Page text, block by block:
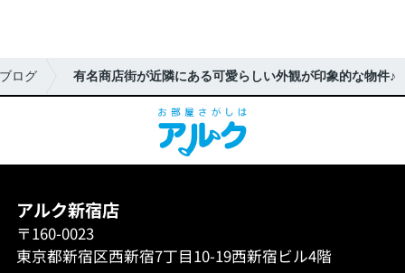
ブログ 有名商店街が近隣にある可愛らしい外観が印象的な物件♪
アルク新宿店
〒160-0023
東京都新宿区西新宿7丁目10-19西新宿ビル4階